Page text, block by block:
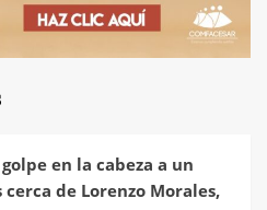
en la cabeza a un
de Lorenzo Morales,